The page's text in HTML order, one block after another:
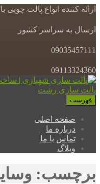
ارائه کننده انواع پالت
ارسال به سراسر کشور
09035457111
09113324360
فهرست
صفحه اصلی
درباره ما
تماس با ما
وبلاگ
برچسب: